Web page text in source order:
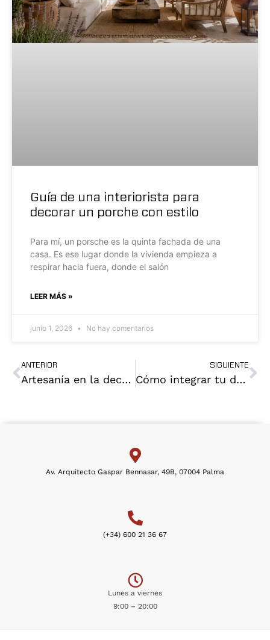
Guía de una interiorista para
decorar un porche con estilo
Para mí, un porsche es la quinta fachada de una
casa. Es ese lugar donde la vivienda empieza a
respirar hacia fuera, donde el salón
LEER MÁS »
junio 1, 2026 No hay comentarios
ANTERIOR
Artesanía en la decoración, del Pasado al presente
SIGUIENTE
Cómo integrar tu despacho en el salón, ideas y consejos prácticos
Av. Arquitecto Gaspar Bennasar, 49B, 07004 Palma
(+34) 600 21 36 67
Lunes a viernes
9:00 – 20:00